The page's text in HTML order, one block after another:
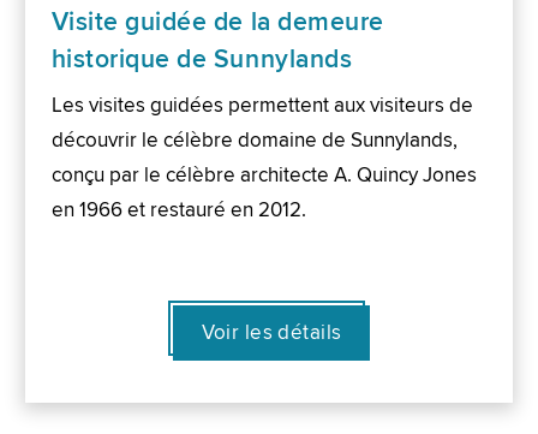
Visite guidée de la demeure
historique de Sunnylands
Les visites guidées permettent aux visiteurs de
découvrir le célèbre domaine de Sunnylands,
conçu par le célèbre architecte A. Quincy Jones
en 1966 et restauré en 2012.
Voir les détails